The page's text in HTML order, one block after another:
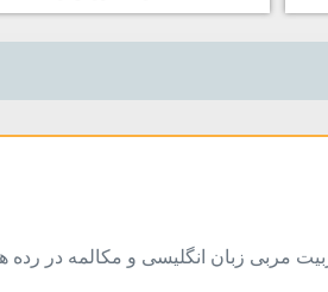
مربی زبان انگلیسی و مکالمه در